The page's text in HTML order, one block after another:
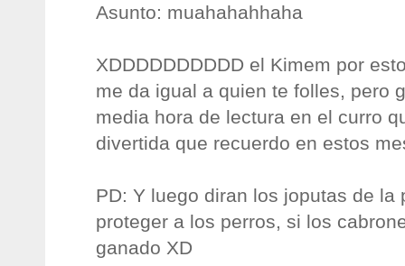
Asunto: muahahahhaha
XDDDDDDDDDD el Kimem por
me da igual a quien te folles, pero
media hora de lectura en el curro
divertida que recuerdo en estos
PD: Y luego diran los joputas de la
proteger a los perros, si los
ganado XD